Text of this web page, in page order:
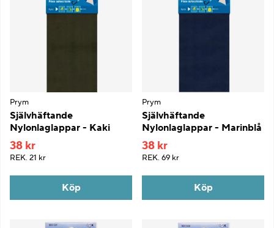
Prym
Självhäftande
Nylonlaglappar - Kaki
38 kr
REK. 21 kr
Köp
Prym
Självhäftande
Nylonlaglappar - Marinblå
38 kr
REK. 69 kr
Köp